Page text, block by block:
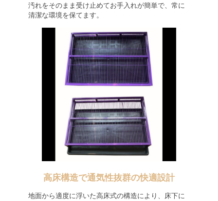
汚れをそのまま受け止めてお手入れが簡単で、常に
清潔な環境を保てます。
高床構造で通気性抜群の快適設計
地面から適度に浮いた高床式の構造により、床下に